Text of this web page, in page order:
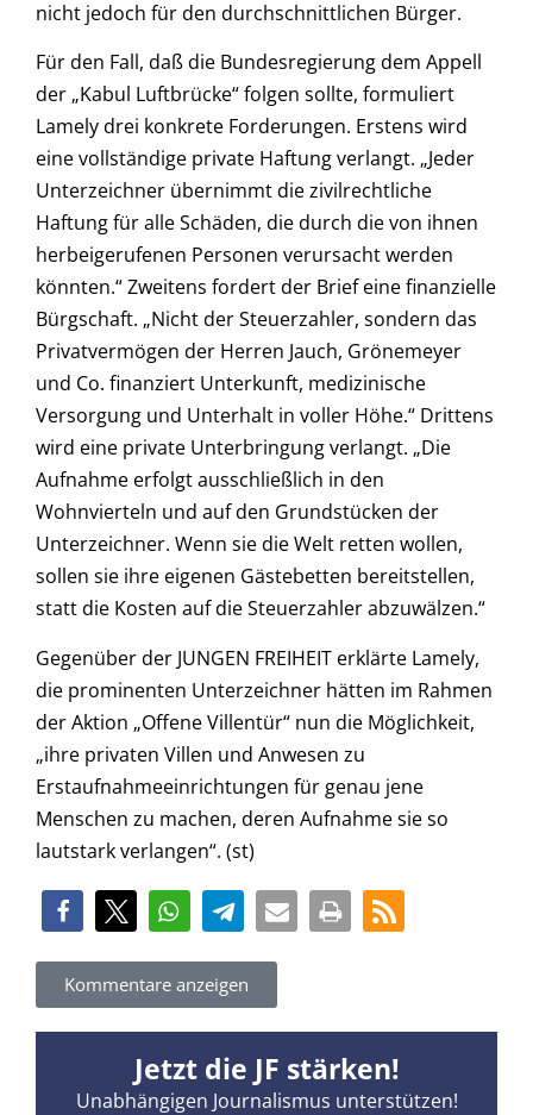
nicht jedoch für den durchschnittlichen Bürger.
Für den Fall, daß die Bundesregierung dem Appell
der „Kabul Luftbrücke“ folgen sollte, formuliert
Lamely drei konkrete Forderungen. Erstens wird
eine vollständige private Haftung verlangt. „Jeder
Unterzeichner übernimmt die zivilrechtliche
Haftung für alle Schäden, die durch die von ihnen
herbeigerufenen Personen verursacht werden
könnten.“ Zweitens fordert der Brief eine finanzielle
Bürgschaft. „Nicht der Steuerzahler, sondern das
Privatvermögen der Herren Jauch, Grönemeyer
und Co. finanziert Unterkunft, medizinische
Versorgung und Unterhalt in voller Höhe.“ Drittens
wird eine private Unterbringung verlangt. „Die
Aufnahme erfolgt ausschließlich in den
Wohnvierteln und auf den Grundstücken der
Unterzeichner. Wenn sie die Welt retten wollen,
sollen sie ihre eigenen Gästebetten bereitstellen,
statt die Kosten auf die Steuerzahler abzuwälzen.“
Gegenüber der JUNGEN FREIHEIT erklärte Lamely,
die prominenten Unterzeichner hätten im Rahmen
der Aktion „Offene Villentür“ nun die Möglichkeit,
„ihre privaten Villen und Anwesen zu
Erstaufnahmeeinrichtungen für genau jene
Menschen zu machen, deren Aufnahme sie so
lautstark verlangen“. (st)
Kommentare anzeigen
Jetzt die JF stärken!
Unabhängigen Journalismus unterstützen!